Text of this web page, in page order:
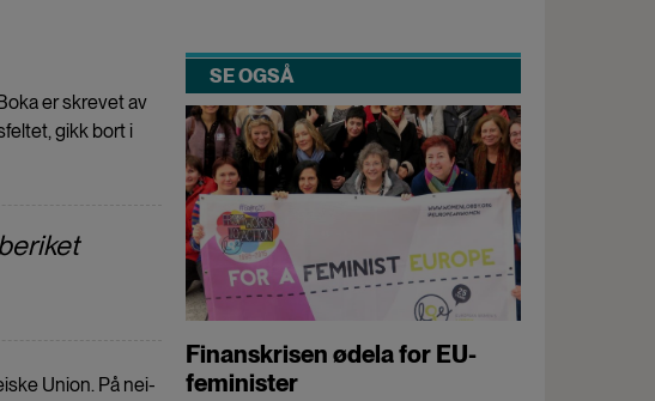
er skrevet av
gikk bort i
Union. På nei-
SE OGSÅ
Finanskrisen ødela for EU-
feminister